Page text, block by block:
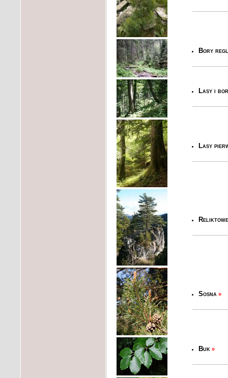
Bory
Lasy i
Lasy
Sosna »
Buk »